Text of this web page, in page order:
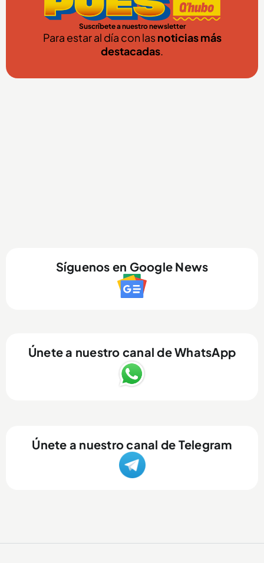
Suscríbete a nuestro newsletter
Para estar al día con lasnoticias más
destacadas.
Síguenos en Google News
Únete a nuestro canal de WhatsApp
Únete a nuestro canal de Telegram